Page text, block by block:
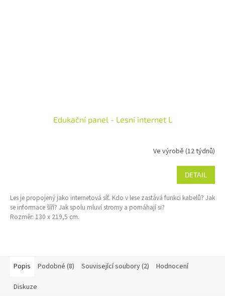
Edukační panel - Lesní internet L
Ve výrobě (12 týdnů)
DETAIL
Les je propojený jako internetová síť. Kdo v lese zastává funkci kabelů? Jak
se informace šíří? Jak spolu mluví stromy a pomáhají si?
Rozměr: 130 x 219,5 cm.
Popis Podobné (8) Související soubory (2) Hodnocení
Diskuze